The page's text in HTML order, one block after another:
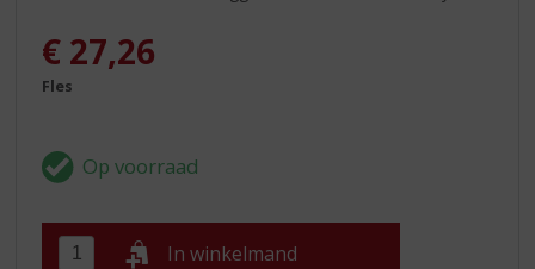
€ 27,26
Fles
In winkelmand